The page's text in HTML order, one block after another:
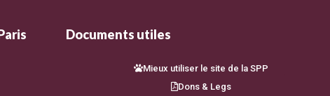
Documents utiles
Mieux utiliser le site de la SPP
Dons & Legs